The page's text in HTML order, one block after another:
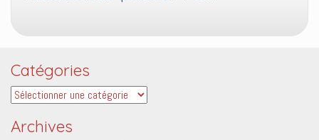
Catégories
Catégories
Archives